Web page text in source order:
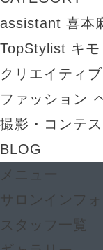
assistant 喜本
TopStylist キモ
クリエイティブ
ファッション
撮影・コンテス
BLOG
メニュー
サロンインフ
スタッフ一覧